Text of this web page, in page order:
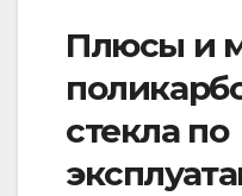
Плюсы и
стекла по